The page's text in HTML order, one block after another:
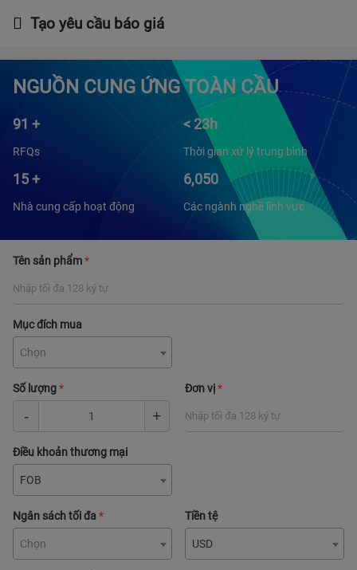
Tạo yêu cầu báo giá
NGUỒN CUNG ỨNG TOÀN CẦU
91 +
RFQs
< 23h
Thời gian xử lý trung bình
15+
Nhà cung cấp hoạt động
6,050
Các ngành nghề lĩnh vực
Tên sản phẩm*
Mục đích mua
Chọn
Số lượng* Đơn vị *
Điều khoản thương mại
FOB
Ngân sách tối đa *
Chọn
Tiền tệ
USD